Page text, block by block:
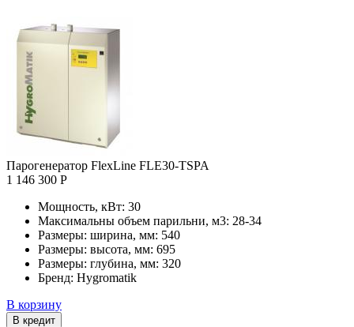
Парогенератор FlexLine FLE30-TSPA
1 146 300 Р
Мощность, кВт: 30
Максимальны объем парильни, м3: 28-34
Размеры: ширина, мм: 540
Размеры: высота, мм: 695
Размеры: глубина, мм: 320
Бренд: Hygromatik
В корзину
В кредит